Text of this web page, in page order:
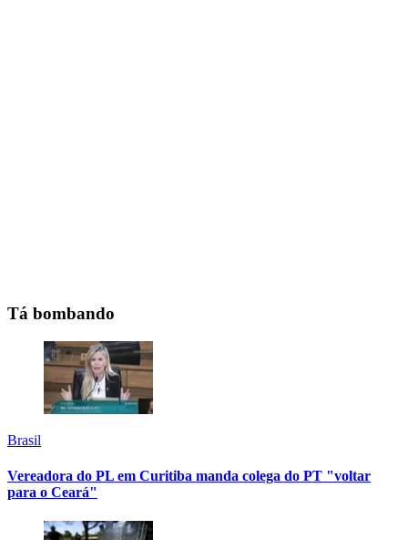
Tá bombando
Brasil
Vereadora do PL em Curitiba manda colega do PT "voltar
para o Ceará"